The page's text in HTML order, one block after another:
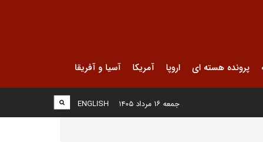
پرونده هسته ای اروپا آمریکا آسیا و آفریقا
ENGLISH جمعه ۱۶ مرداد ۱۴۰۵